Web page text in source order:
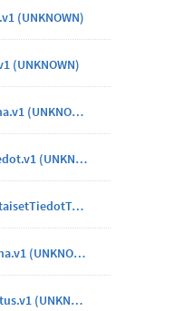
(UNKNOWN)
(UNKNOWN)
TalletaPoistoTapahtuma.v1 (UNKNOWN)
HaeOstetunElaimenTiedot.v1 (UNKNOWN)
HaeElaimenHaltijakohtaisetTiedotTapahtuma.v1 (UNKNOWN)
PeruutaSiirtoTapahtuma.v1 (UNKNOWN)
HaeKayttoonottoilmoitus.v1 (UNKNOWN)